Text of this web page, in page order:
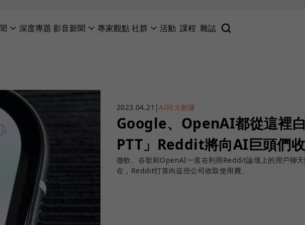
深度專題 影音新聞 專家觀點社群 活動 課程 雜誌
2023.04.21 |AI與大數據
Google、OpenAI都從這裡
PTT」Reddit將向AI巨頭們
微軟、谷歌和OpenAI一直在利用Reddit論壇上的用戶聊
在，Reddit打算向這些公司收取使用費。